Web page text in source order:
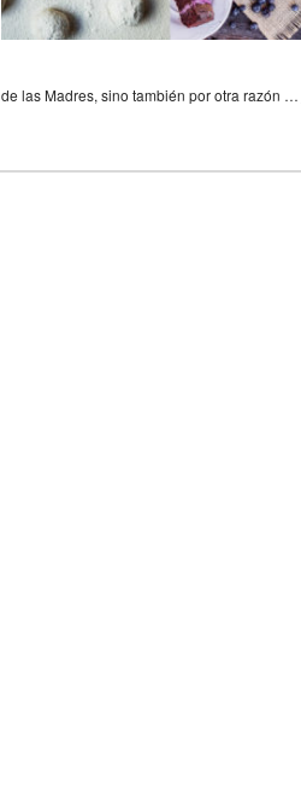
de las Madres, sino también por otra razón …